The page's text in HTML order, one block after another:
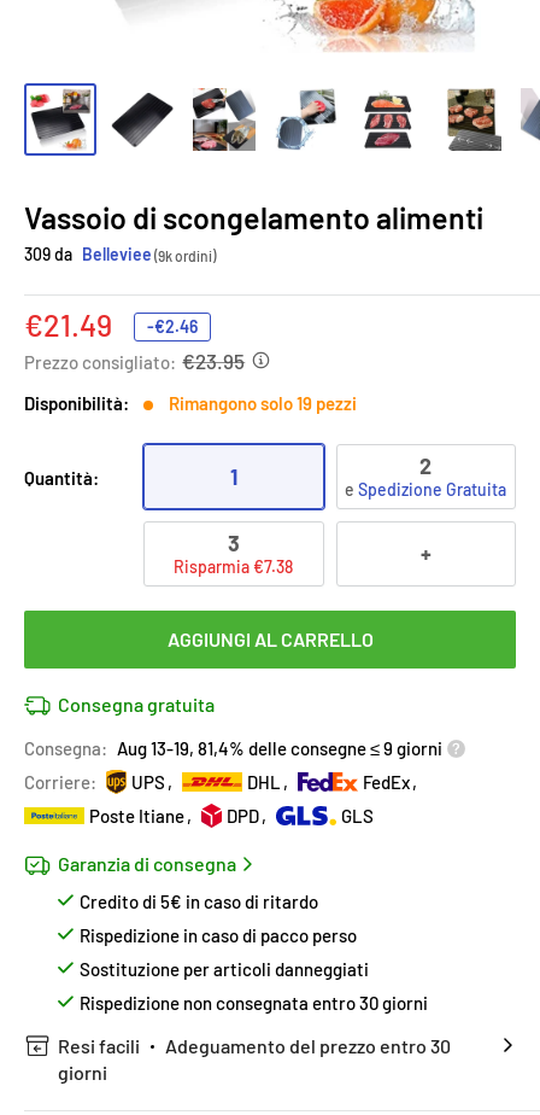
Vassoio di scongelamento alimenti
309 da Belleviee (9k ordini)
Prezzo
scontato
€21.49 -€2.46
Prezzo consigliato: €23.95
Disponibilità: Rimangono solo 19 pezzi
Quantità: 1 2
eSpedizione Gratuita
3
Risparmia €7.38 +
AGGIUNGI AL CARRELLO
Consegna gratuita
Consegna: Aug 13-19, 81,4% delle consegne ≤ 9 giorni
Corriere:
UPS DHL
FedEx
Poste Itiane
DPD GLS
Garanzia di consegna
Credito di 5€ in caso di ritardo
Rispedizione in caso di pacco perso
Sostituzione per articoli danneggiati
Rispedizione non consegnata entro 30 giorni
Resi facili
Adeguamento del prezzo entro 30
giorni